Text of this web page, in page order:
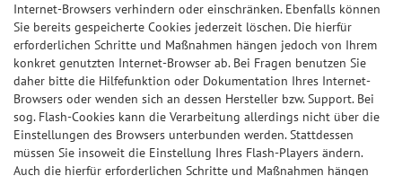
Internet-Browsers verhindern oder einschränken. Ebenfalls können
Sie bereits gespeicherte Cookies jederzeit löschen. Die hierfür
erforderlichen Schritte und Maßnahmen hängen jedoch von Ihrem
konkret genutzten Internet-Browser ab. Bei Fragen benutzen Sie
daher bitte die Hilfefunktion oder Dokumentation Ihres Internet-
Browsers oder wenden sich an dessen Hersteller bzw. Support. Bei
sog. Flash-Cookies kann die Verarbeitung allerdings nicht über die
Einstellungen des Browsers unterbunden werden. Stattdessen
müssen Sie insoweit die Einstellung Ihres Flash-Players ändern.
Auch die hierfür erforderlichen Schritte und Maßnahmen hängen